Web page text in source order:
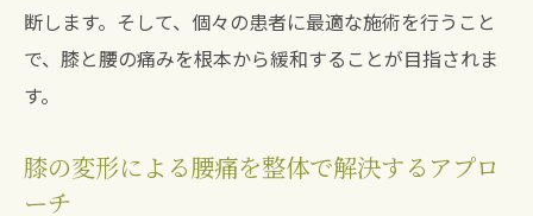
断します。そして、個々の患者に最適な施術を行うこと
で、膝と腰の痛みを根本から緩和することが目指されま
す。
膝の変形による腰痛を整体で解決するアプロ
ーチ